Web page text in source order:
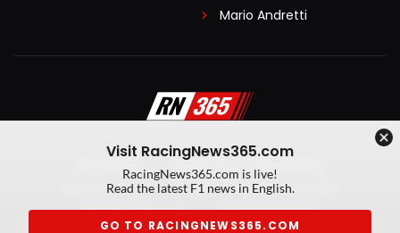
Mario Andretti
Algemene voorwaarden
Privacy Policy
Created by On Your Marks
Privacy manager
Kansspeluitingen
Visit RacingNews365.com
RacingNews365.com is live!
Read the latest F1 news in English.
GO TO RACINGNEWS365.COM